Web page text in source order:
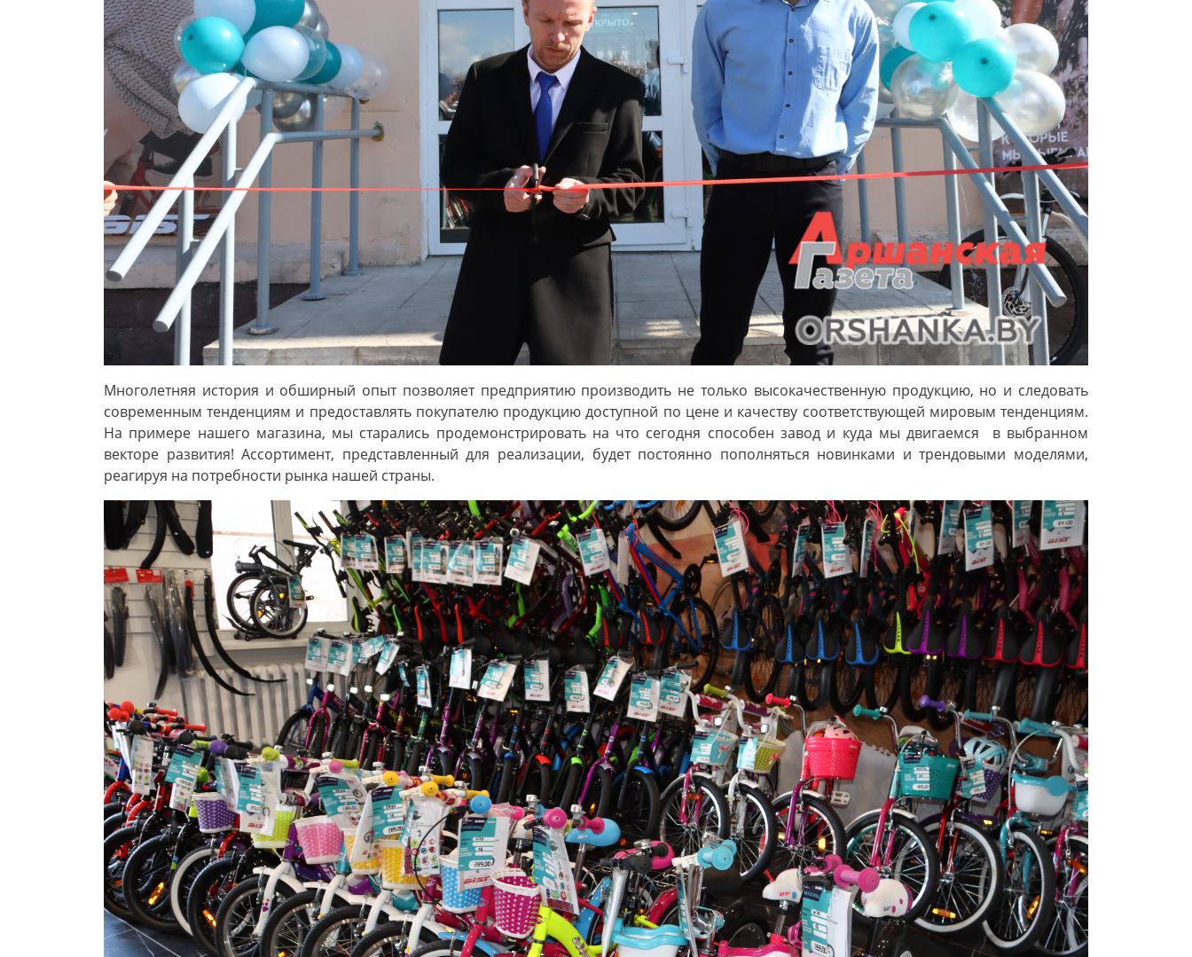
Многолетняя история и обширный опыт позволяет предприятию производить не только высокачественную продукцию, но и следовать
современным тенденциям и предоставлять покупателю продукцию доступной по цене и качеству соответствующей мировым тенденциям.
На примере нашего магазина, мы старались продемонстрировать на что сегодня способен завод и куда мы двигаемся в выбранном
векторе развития! Ассортимент, представленный для реализации, будет постоянно пополняться новинками и трендовыми моделями,
реагируя на потребности рынка нашей страны.